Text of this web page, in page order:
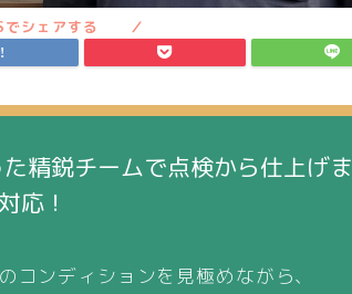
精鋭チームで点検から仕上げま
応！
コンディションを見極めながら、